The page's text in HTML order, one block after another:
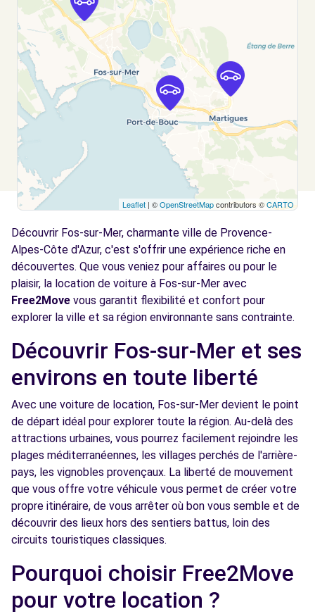
1 TRAVERSE GALILEE
ISTRES, 13800
Voir l'agence
Leaflet | ©OpenStreetMapcontributors ©CARTO
Découvrir Fos-sur-Mer, charmante ville de Provence-
Alpes-Côte d'Azur, c'est s'offrir une expérience riche en
découvertes. Que vous veniez pour affaires ou pour le
plaisir, la location de voiture à Fos-sur-Mer avec
Free2Move vous garantit flexibilité et confort pour
explorer la ville et sa région environnante sans contrainte.
Découvrir Fos-sur-Mer et ses
environs en toute liberté
Avec une voiture de location, Fos-sur-Mer devient le point
de départ idéal pour explorer toute la région. Au-delà des
attractions urbaines, vous pourrez facilement rejoindre les
plages méditerranéennes, les villages perchés de l'arrière-
pays, les vignobles provençaux. La liberté de mouvement
que vous offre votre véhicule vous permet de créer votre
propre itinéraire, de vous arrêter où bon vous semble et de
découvrir des lieux hors des sentiers battus, loin des
circuits touristiques classiques.
Pourquoi choisir Free2Move
pour votre location ?